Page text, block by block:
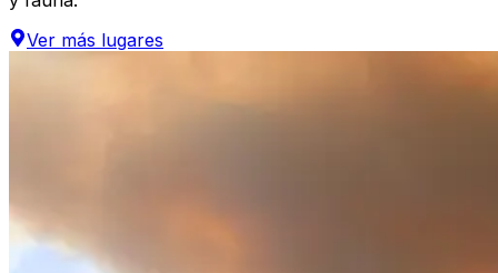
Ver más lugares